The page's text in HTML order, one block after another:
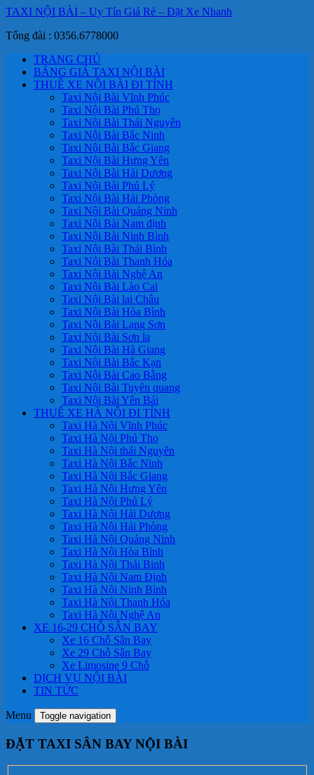
TAXI NỘI BÀI – Uy Tín Giá Rẻ – Đặt Xe Nhanh
Tổng đài : 0356.6778000
TRANG CHỦ
BẢNG GIÁ TAXI NỘI BÀI
THUÊ XE NỘI BÀI ĐI TỈNH
Taxi Nội Bài Vĩnh Phúc
Taxi Nội Bài Phú Thọ
Taxi Nội Bài Thái Nguyên
Taxi Nội Bài Bắc Ninh
Taxi Nội Bài Bắc Giang
Taxi Nội Bài Hưng Yên
Taxi Nội Bài Hải Dương
Taxi Nội Bài Phủ Lý
Taxi Nội Bài Hải Phòng
Taxi Nội Bài Quảng Ninh
Taxi Nội Bài Nam định
Taxi Nội Bài Ninh Bình
Taxi Nội Bài Thái Bình
Taxi Nội Bài Thanh Hóa
Taxi Nội Bài Nghệ An
Taxi Nội Bài Lào Cai
Taxi Nội Bài lai Châu
Taxi Nội Bài Hòa Bình
Taxi Nội Bài Lạng Sơn
Taxi Nội Bài Sơn la
Taxi Nội Bài Hà Giang
Taxi Nội Bài Bắc Kạn
Taxi Nội Bài Cao Bằng
Taxi Nội Bài Tuyên quang
Taxi Nội Bài Yên Bái
THUÊ XE HÀ NỘI ĐI TỈNH
Taxi Hà Nội Vĩnh Phúc
Taxi Hà Nội Phú Thọ
Taxi Hà Nội thái Nguyên
Taxi Hà Nội Bắc Ninh
Taxi Hà Nội Bắc Giang
Taxi Hà Nội Hưng Yên
Taxi Hà Nội Phủ Lý
Taxi Hà Nội Hải Dương
Taxi Hà Nội Hải Phòng
Taxi Hà Nội Quảng Ninh
Taxi Hà Nội Hòa Bình
Taxi Hà Nội Thái Binh
Taxi Hà Nội Nam Định
Taxi Hà Nội Ninh Bình
Taxi Hà Nội Thanh Hóa
Taxi Hà Nội Nghệ An
XE 16-29 CHỖ SÂN BAY
Xe 16 Chỗ Sân Bay
Xe 29 Chỗ Sân Bay
Xe Limosine 9 Chỗ
DỊCH VỤ NỘI BÀI
TIN TỨC
Menu Toggle navigation
ĐẶT TAXI SÂN BAY NỘI BÀI